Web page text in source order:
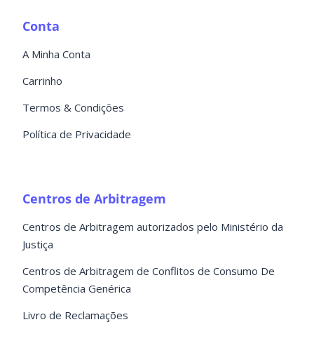
Conta
A Minha Conta
Carrinho
Termos & Condições
Política de Privacidade
Centros de Arbitragem
Centros de Arbitragem autorizados pelo Ministério da
Justiça
Centros de Arbitragem de Conflitos de Consumo De
Competência Genérica
Livro de Reclamações